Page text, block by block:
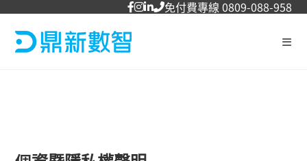
免付費專線 0809-088-958